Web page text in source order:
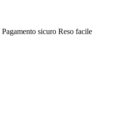
Pagamento sicuro Reso facile